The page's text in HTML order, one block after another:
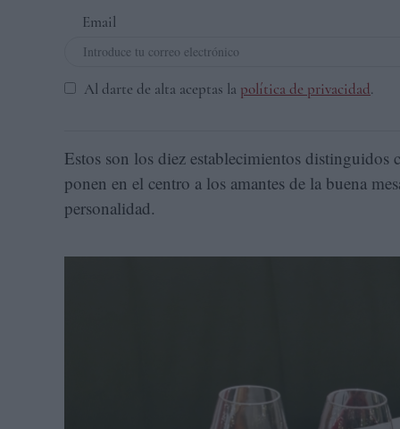
Email
Al darte de alta aceptas la política de privacidad.
Estos son los diez establecimientos distinguidos
ponen en el centro a los amantes de la buena
personalidad.